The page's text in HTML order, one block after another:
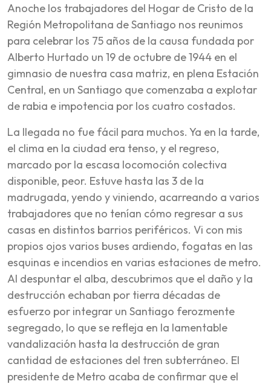
Anoche los trabajadores del Hogar de Cristo de la
Región Metropolitana de Santiago nos reunimos
para celebrar los 75 años de la causa fundada por
Alberto Hurtado un 19 de octubre de 1944 en el
gimnasio de nuestra casa matriz, en plena Estación
Central, en un Santiago que comenzaba a explotar
de rabia e impotencia por los cuatro costados.
La llegada no fue fácil para muchos. Ya en la tarde,
el clima en la ciudad era tenso, y el regreso,
marcado por la escasa locomoción colectiva
disponible, peor. Estuve hasta las 3 de la
madrugada, yendo y viniendo, acarreando a varios
trabajadores que no tenían cómo regresar a sus
casas en distintos barrios periféricos. Vi con mis
propios ojos varios buses ardiendo, fogatas en las
esquinas e incendios en varias estaciones de metro.
Al despuntar el alba, descubrimos que el daño y la
destrucción echaban por tierra décadas de
esfuerzo por integrar un Santiago ferozmente
segregado, lo que se refleja en la lamentable
vandalización hasta la destrucción de gran
cantidad de estaciones del tren subterráneo. El
presidente de Metro acaba de confirmar que el